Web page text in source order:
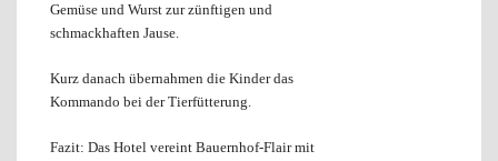
Gemüse und Wurst zur zünftigen und
schmackhaften Jause.
Kurz danach übernahmen die Kinder das
Kommando bei der Tierfütterung.
Fazit: Das Hotel vereint Bauernhof-Flair mit